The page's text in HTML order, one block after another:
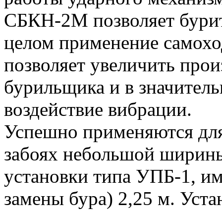
СБКН-2М позволяет
целом применение
позволяет увеличить
бурильщика и в
воздействие вибрации.
Успешно применяются
забоях небольшой
установки типа УПБ-1,
замены бура) 2,25 м.